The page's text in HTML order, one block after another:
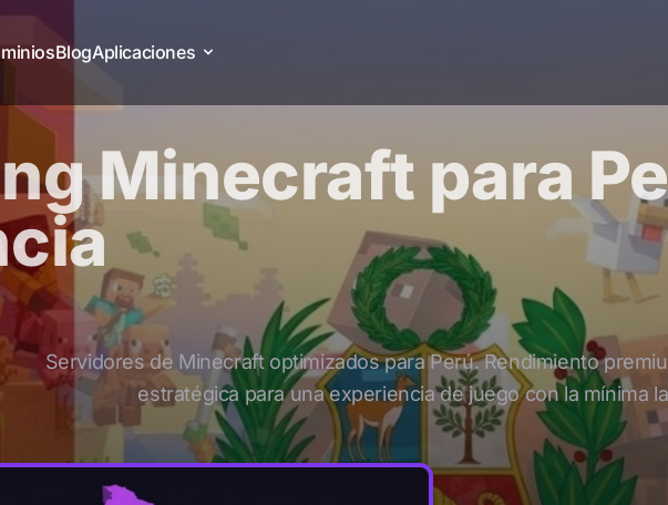
: $2.89 Desde: $11.54
Ark: Survival
Evolved
Desde: $18.47
Desde : $17.31
Ver todos
Games
BlogAplicaciones
Minecraft para
Servidores de Minecraft optimizados para Perú. Rendimiento
estratégica para una experiencia de juego con la mínima